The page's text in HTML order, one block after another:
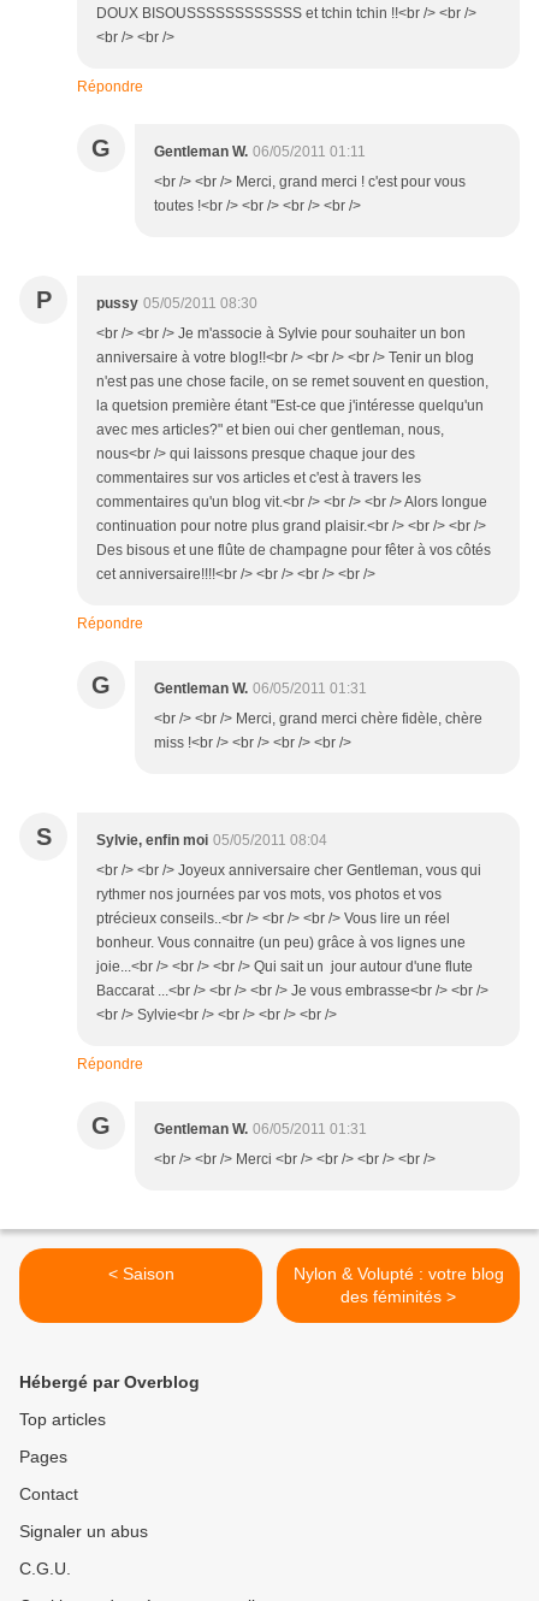
DOUX BISOUSSSSSSSSSSSS et tchin tchin !!<br /> <br />
<br /> <br />
Répondre
G Gentleman W. 06/05/2011 01:11
<br /> <br /> Merci, grand merci ! c'est pour vous
toutes !<br /> <br /> <br /> <br />
P pussy 05/05/2011 08:30
<br /> <br /> Je m'associe à Sylvie pour souhaiter un bon
anniversaire à votre blog!!<br /> <br /> <br /> Tenir un blog
n'est pas une chose facile, on se remet souvent en question,
la quetsion première étant "Est-ce que j'intéresse quelqu'un
avec mes articles?" et bien oui cher gentleman, nous,
nous<br /> qui laissons presque chaque jour des
commentaires sur vos articles et c'est à travers les
commentaires qu'un blog vit.<br /> <br /> <br /> Alors longue
continuation pour notre plus grand plaisir.<br /> <br /> <br />
Des bisous et une flûte de champagne pour fêter à vos côtés
cet anniversaire!!!!<br /> <br /> <br /> <br />
Répondre
G Gentleman W. 06/05/2011 01:31
<br /> <br /> Merci, grand merci chère fidèle, chère
miss !<br /> <br /> <br /> <br />
S Sylvie, enfin moi 05/05/2011 08:04
<br /> <br /> Joyeux anniversaire cher Gentleman, vous qui
rythmer nos journées par vos mots, vos photos et vos
ptrécieux conseils..<br /> <br /> <br /> Vous lire un réel
bonheur. Vous connaitre (un peu) grâce à vos lignes une
joie...<br /> <br /> <br /> Qui sait un jour autour d'une flute
Baccarat ...<br /> <br /> <br /> Je vous embrasse<br /> <br />
<br /> Sylvie<br /> <br /> <br /> <br />
Répondre
G Gentleman W. 06/05/2011 01:31
<br /> <br /> Merci <br /> <br /> <br /> <br />
< Saison
Nylon & Volupté : votre blog
des féminités >
Hébergé par Overblog
Top articles
Pages
Contact
Signaler un abus
C.G.U.